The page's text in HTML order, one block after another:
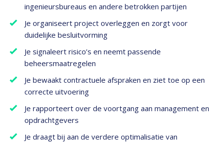
ingenieursbureaus en andere betrokken partijen
Je organiseert project overleggen en zorgt voor
duidelijke besluitvorming
Je signaleert risico’s en neemt passende
beheersmaatregelen
Je bewaakt contractuele afspraken en ziet toe op een
correcte uitvoering
Je rapporteert over de voortgang aan management en
opdrachtgevers
Je draagt bij aan de verdere optimalisatie van